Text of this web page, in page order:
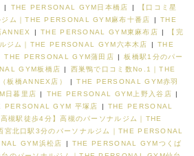
THE PERSONAL GYM日本橋店
【口コミ星
ム｜THE PERSONAL GYM麻布十番店
THE
THE PERSONAL GYM東麻布店
【完
ジム｜THE PERSONAL GYM六本木店
THE
THE PERSONAL GYM蒲田店
板橋駅1分のパー
GYM板橋店
西巣鴨で口コミ数No.1｜THE
板橋ANNEX店）
THE PERSONAL GYM赤羽
日暮里店 THE PERSONAL GYM上野入谷店
PERSONAL GYM 平塚店
THE PERSONAL
高槻駅徒歩4分】高槻のパーソナルジム｜THE
宮北口駅3分のパーソナルジム｜THE PERSONAL
GYM浜松店
THE PERSONAL GYMつくば